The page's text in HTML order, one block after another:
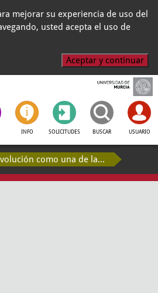
mejorar su experiencia de uso del
usted acepta el uso de
Aceptar y continuar
INFO SOLICITUDES BUSCAR USUARIO
15M, la revolución como una de las Bellas Artes